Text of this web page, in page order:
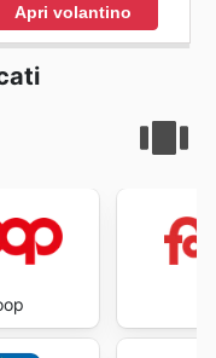
Apri volantino